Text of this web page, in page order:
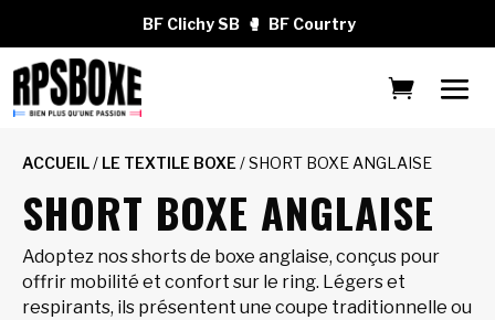
BF Clichy SB 🥊 BF Courtry
ACCUEIL/ LE TEXTILE BOXE / SHORT BOXE ANGLAISE
SHORT BOXE ANGLAISE
Adoptez nos shorts de boxe anglaise, conçus pour
offrir mobilité et confort sur le ring. Légers et
respirants, ils présentent une coupe traditionnelle ou